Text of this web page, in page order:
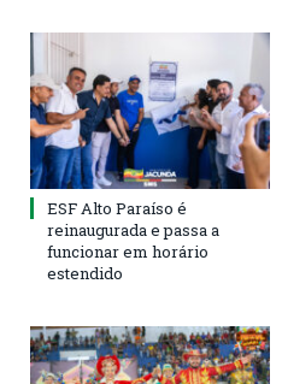
ESF Alto Paraíso é
reinaugurada e passa a
funcionar em horário
estendido